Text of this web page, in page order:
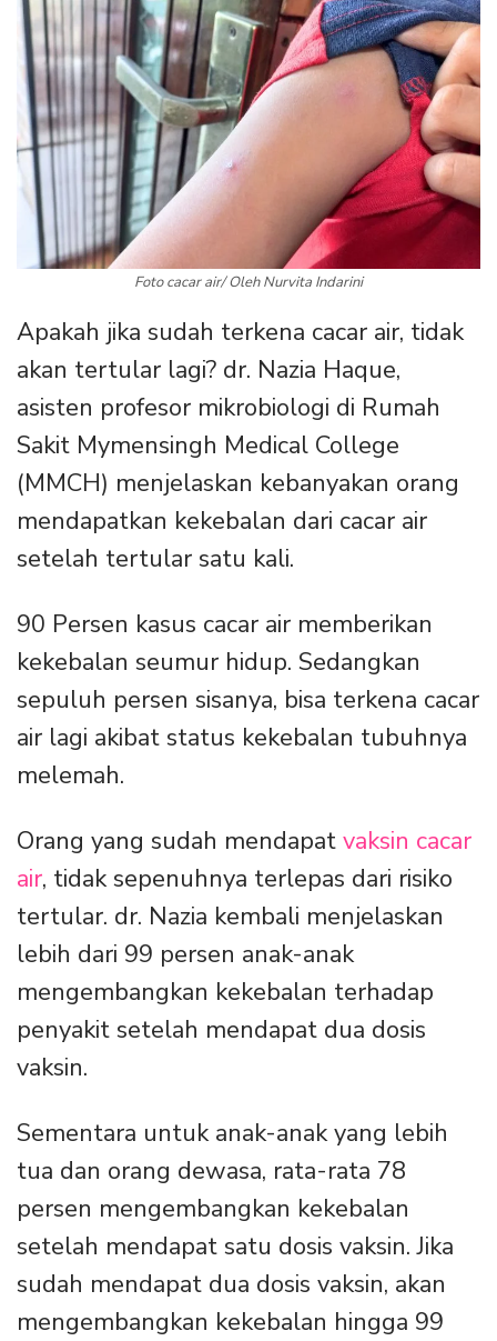
Foto cacar air/ Oleh Nurvita Indarini
Apakah jika sudah terkena cacar air, tidak
akan tertular lagi? dr. Nazia Haque,
asisten profesor mikrobiologi di Rumah
Sakit Mymensingh Medical College
(MMCH) menjelaskan kebanyakan orang
mendapatkan kekebalan dari cacar air
setelah tertular satu kali.
90 Persen kasus cacar air memberikan
kekebalan seumur hidup. Sedangkan
sepuluh persen sisanya, bisa terkena cacar
air lagi akibat status kekebalan tubuhnya
melemah.
Orang yang sudah mendapat vaksin cacar
air, tidak sepenuhnya terlepas dari risiko
tertular. dr. Nazia kembali menjelaskan
lebih dari 99 persen anak-anak
mengembangkan kekebalan terhadap
penyakit setelah mendapat dua dosis
vaksin.
Sementara untuk anak-anak yang lebih
tua dan orang dewasa, rata-rata 78
persen mengembangkan kekebalan
setelah mendapat satu dosis vaksin. Jika
sudah mendapat dua dosis vaksin, akan
mengembangkan kekebalan hingga 99